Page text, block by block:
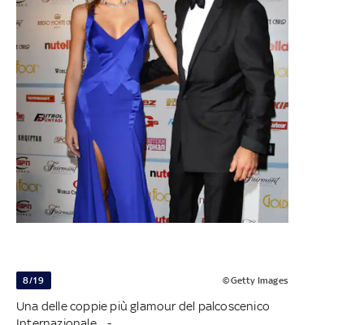
8/19 ©Getty Images
Una delle coppie più glamour del palcoscenico